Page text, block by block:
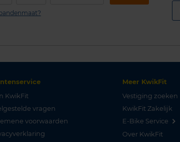
KwikFit
vragen
voorwaarden
Meer KwikFit
Vestiging zoeken
KwikFit Zakelijk
E-Bike Service
Over KwikFit